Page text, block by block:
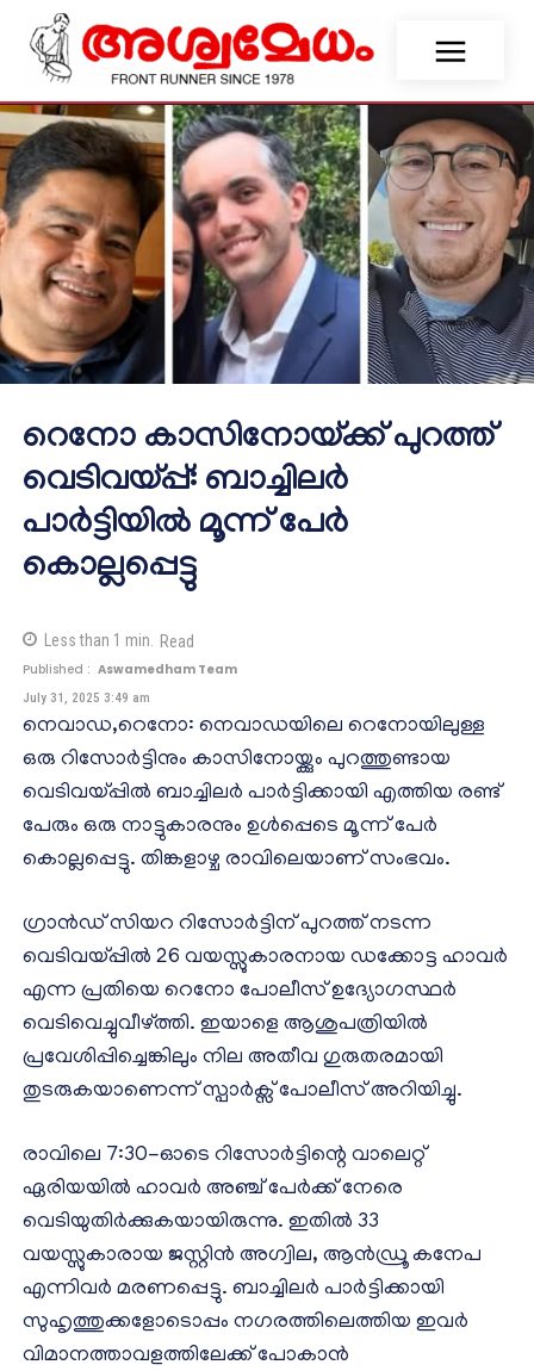
റെനോ കാസിനോയ്ക്ക് പുറത്ത്
വെടിവയ്പ്പ്: ബാച്ചിലർ
പാർട്ടിയിൽ മൂന്ന് പേർ
കൊല്ലപ്പെട്ടു
Less than 1 min. Read
Published : Aswamedham Team
July 31, 2025 3:49 am
നെവാഡ,റെനോ: നെവാഡയിലെ റെനോയിലുള്ള
ഒരു റിസോർട്ടിനും കാസിനോയ്ക്കും പുറത്തുണ്ടായ
വെടിവയ്പ്പിൽ ബാച്ചിലർ പാർട്ടിക്കായി എത്തിയ രണ്ട്
പേരും ഒരു നാട്ടുകാരനും ഉൾപ്പെടെ മൂന്ന് പേർ
കൊല്ലപ്പെട്ടു. തിങ്കളാഴ്ച രാവിലെയാണ് സംഭവം.
ഗ്രാൻഡ് സിയറ റിസോർട്ടിന് പുറത്ത് നടന്ന
വെടിവയ്പ്പിൽ 26 വയസ്സുകാരനായ ഡക്കോട്ട ഹാവർ
എന്ന പ്രതിയെ റെനോ പോലീസ് ഉദ്യോഗസ്ഥർ
വെടിവെച്ചുവീഴ്ത്തി. ഇയാളെ ആശുപത്രിയിൽ
പ്രവേശിപ്പിച്ചെങ്കിലും നില അതീവ ഗുരുതരമായി
തുടരുകയാണെന്ന് സ്പാർക്സ് പോലീസ് അറിയിച്ചു.
രാവിലെ 7:30-ഓടെ റിസോർട്ടിന്റെ വാലെറ്റ്
ഏരിയയിൽ ഹാവർ അഞ്ച് പേർക്ക് നേരെ
വെടിയുതിർക്കുകയായിരുന്നു. ഇതിൽ 33
വയസ്സുകാരായ ജസ്റ്റിൻ അഗ്വില, ആൻഡ്രൂ കനേപ
എന്നിവർ മരണപ്പെട്ടു. ബാച്ചിലർ പാർട്ടിക്കായി
സുഹൃത്തുക്കളോടൊപ്പം നഗരത്തിലെത്തിയ ഇവർ
വിമാനത്താവളത്തിലേക്ക് പോകാൻ